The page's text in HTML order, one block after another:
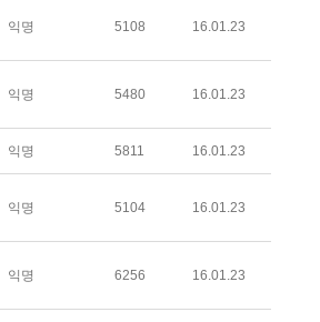
익명 5108 16.01.23
익명 5480 16.01.23
익명 5811 16.01.23
익명 5104 16.01.23
익명 6256 16.01.23